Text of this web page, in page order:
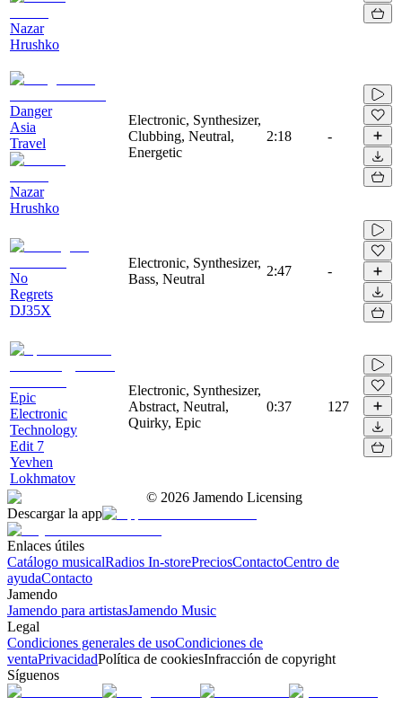
Nazar
Hrushko
Danger
Asia
Travel
Nazar
Hrushko
Electronic, Synthesizer,
Clubbing, Neutral,
Energetic
2:18 -
No
Regrets
DJ35X
Electronic, Synthesizer,
Bass, Neutral
2:47 -
Epic
Electronic
Technology
Edit 7
Yevhen
Lokhmatov
Electronic, Synthesizer,
Abstract, Neutral,
Quirky, Epic
0:37 127
© 2026 Jamendo Licensing
Descargar la app
Enlaces útiles
Catálogo musicalRadios In-storePreciosContactoCentro de
ayudaContacto
Jamendo
Jamendo para artistasJamendo Music
Legal
Condiciones generales de usoCondiciones de
ventaPrivacidadPolítica de cookiesInfracción de copyright
Síguenos